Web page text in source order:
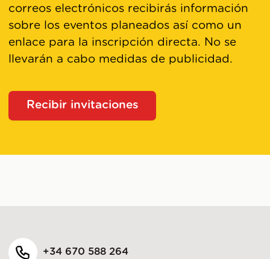
correos electrónicos recibirás información
sobre los eventos planeados así como un
enlace para la inscripción directa. No se
llevarán a cabo medidas de publicidad.
Recibir invitaciones
+34 670 588 264